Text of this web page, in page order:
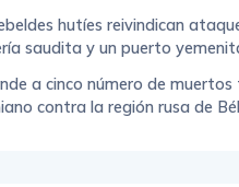
hutíes reivindican
saudita y un puerto
a cinco número de
contra la región rusa de